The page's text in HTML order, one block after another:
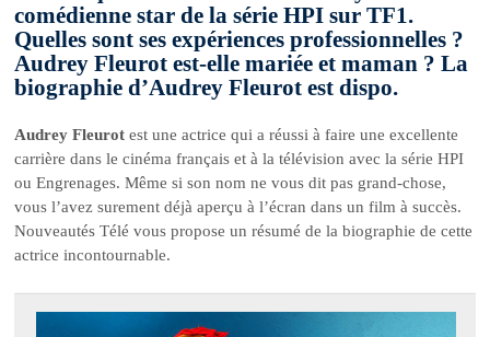
comédienne star de la série HPI sur TF1.
Quelles sont ses expériences professionnelles ?
Audrey Fleurot est-elle mariée et maman ? La
biographie d’Audrey Fleurot est dispo.
Audrey Fleurot est une actrice qui a réussi à faire une excellente
carrière dans le cinéma français et à la télévision avec la série HPI
ou Engrenages. Même si son nom ne vous dit pas grand-chose,
vous l’avez surement déjà aperçu à l’écran dans un film à succès.
Nouveautés Télé vous propose un résumé de la biographie de cette
actrice incontournable.